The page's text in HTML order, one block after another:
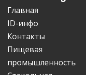
Главная
ID-инфо
Контакты
Пищевая
промышленность